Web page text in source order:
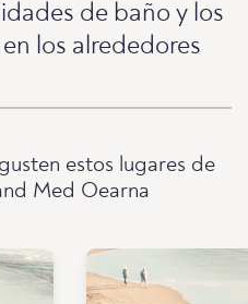
de baño y los
los alrededores
estos lugares de
Med Oearna